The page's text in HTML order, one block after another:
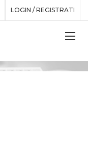
LOGIN / REGISTRATI